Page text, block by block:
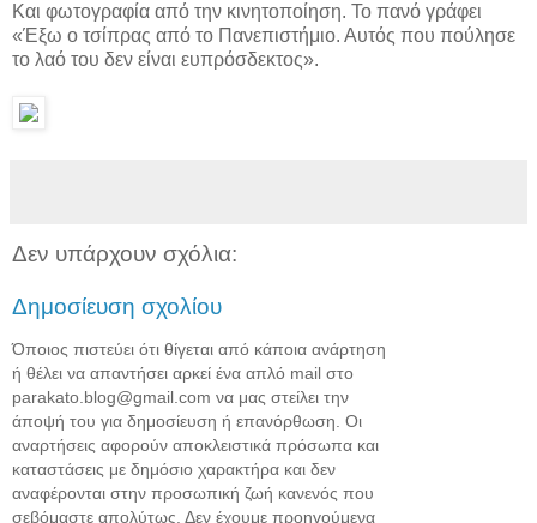
Και φωτογραφία από την κινητοποίηση. Το πανό γράφει
«Έξω ο τσίπρας από το Πανεπιστήμιο. Αυτός που πούλησε
το λαό του δεν είναι ευπρόσδεκτος».
Δεν υπάρχουν σχόλια:
Δημοσίευση σχολίου
Όποιος πιστεύει ότι θίγεται από κάποια ανάρτηση
ή θέλει να απαντήσει αρκεί ένα απλό mail στο
parakato.blog@gmail.com να μας στείλει την
άποψή του για δημοσίευση ή επανόρθωση. Οι
αναρτήσεις αφορούν αποκλειστικά πρόσωπα και
καταστάσεις με δημόσιο χαρακτήρα και δεν
αναφέρονται στην προσωπική ζωή κανενός που
σεβόμαστε απολύτως. Δεν έχουμε προηγούμενα